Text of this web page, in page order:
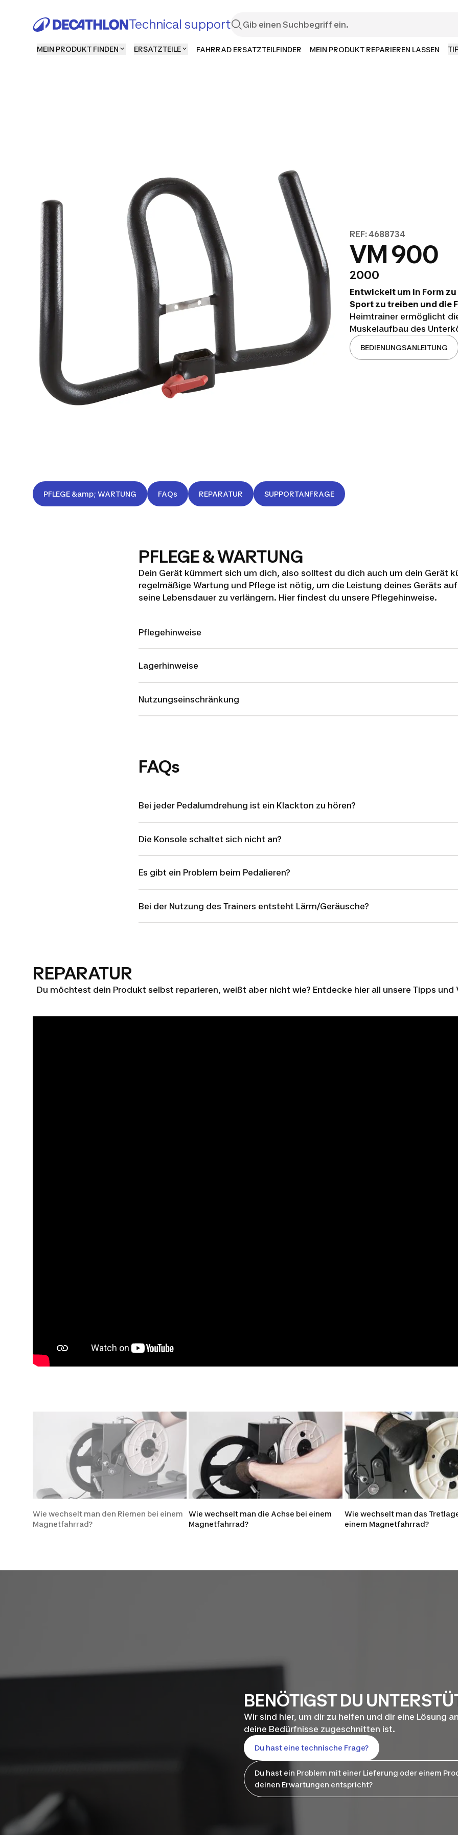
Technical support
MEIN PRODUKT FINDEN ERSATZTEILE FAHRRAD ERSATZTEILFINDER MEIN PRODUKT REPARIEREN LASSEN
REF: 4688734
VM 900
2000
Entwickelt um in Form
Sport zu treiben und die
Heimtrainer ermöglicht
Muskelaufbau des
BEDIENUNGSANLEITUNG
PFLEGE &amp; WARTUNG FAQs REPARATUR SUPPORTANFRAGE
PFLEGE & WARTUNG
Dein Gerät kümmert sich um dich, also solltest du dich auch um dein Gerät
regelmäßige Wartung und Pflege ist nötig, um die Leistung deines Geräts
seine Lebensdauer zu verlängern. Hier findest du unsere Pflegehinweise.
Pflegehinweise
Lagerhinweise
Nutzungseinschränkung
FAQs
Bei jeder Pedalumdrehung ist ein Klackton zu hören?
Die Konsole schaltet sich nicht an?
Es gibt ein Problem beim Pedalieren?
Bei der Nutzung des Trainers entsteht Lärm/Geräusche?
REPARATUR
Du möchtest dein Produkt selbst reparieren, weißt aber nicht wie? Entdecke hier all unsere Tipps und
Wie wechselt man den Riemen bei einem
Magnetfahrrad?
Wie wechselt man die Achse bei einem
Magnetfahrrad?
Wie wechselt man das
einem Magnetfahrrad?
BENÖTIGST DU
Wir sind hier, um dir zu helfen und dir eine Lösung
deine Bedürfnisse zugeschnitten ist.
Du hast eine technische Frage?
Du hast ein Problem mit einer Lieferung oder einem
deinen Erwartungen entspricht?